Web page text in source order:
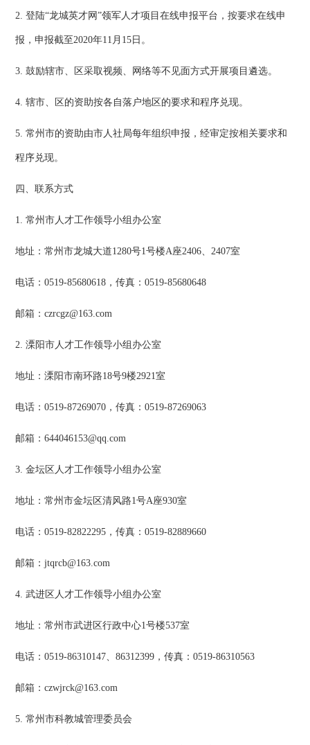
2. 登陆“龙城英才网”领军人才项目在线申报平台，按要求在线申
报，申报截至2020年11月15日。
3. 鼓励辖市、区采取视频、网络等不见面方式开展项目遴选。
4. 辖市、区的资助按各自落户地区的要求和程序兑现。
5. 常州市的资助由市人社局每年组织申报，经审定按相关要求和
程序兑现。
四、联系方式
1. 常州市人才工作领导小组办公室
地址：常州市龙城大道1280号1号楼A座2406、2407室
电话：0519-85680618，传真：0519-85680648
邮箱：czrcgz@163.com
2. 溧阳市人才工作领导小组办公室
地址：溧阳市南环路18号9楼2921室
电话：0519-87269070，传真：0519-87269063
邮箱：644046153@qq.com
3. 金坛区人才工作领导小组办公室
地址：常州市金坛区清风路1号A座930室
电话：0519-82822295，传真：0519-82889660
邮箱：jtqrcb@163.com
4. 武进区人才工作领导小组办公室
地址：常州市武进区行政中心1号楼537室
电话：0519-86310147、86312399，传真：0519-86310563
邮箱：czwjrck@163.com
5. 常州市科教城管理委员会